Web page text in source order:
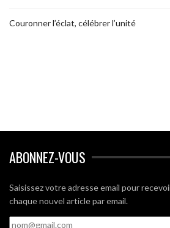
Couronner l’éclat, célébrer l’unité
ABONNEZ-VOUS
Saisissez votre adresse email pour
chaque nouvel article par email.
nom@gmail.com